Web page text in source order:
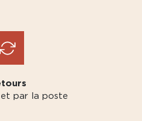
et par la poste